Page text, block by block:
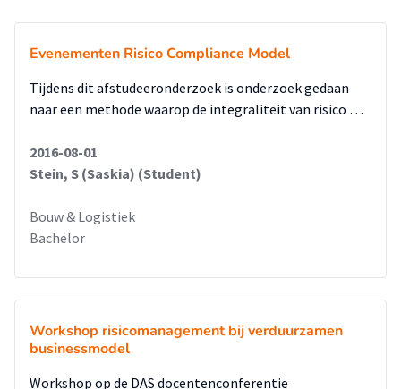
Evenementen Risico Compliance Model
Tijdens dit afstudeeronderzoek is onderzoek gedaan
naar een methode waarop de integraliteit van risico …
2016-08-01
Stein, S (Saskia) (Student)
Bouw & Logistiek
Bachelor
Workshop risicomanagement bij verduurzamen
businessmodel
Workshop op de DAS docentenconferentie